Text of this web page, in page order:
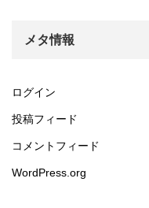
メタ情報
ログイン
投稿フィード
コメントフィード
WordPress.org